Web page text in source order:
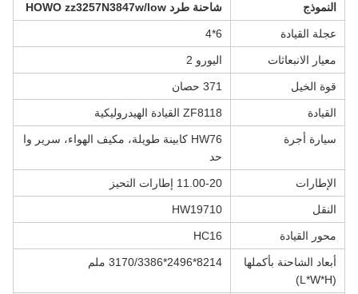
النموذج شاحنة طرد HOWO zz3257N3847w/low
عجلة القيادة 6*4
معيار الانبعاثات اليورو 2
قوة الخيل 371 حصان
القيادة ZF8118 القيادة الهيدروليكية
سيارة أجرة
HW76 كابينة طويلة، مكيف الهواء، سرير وا
حد
الإطارات 11.00-20 إطارات التحيز
النقل HW19710
محور القيادة HC16
أبعاد الشاحنة بأكملها
(L*W*H)
8214*2496*3170/3386 ملم